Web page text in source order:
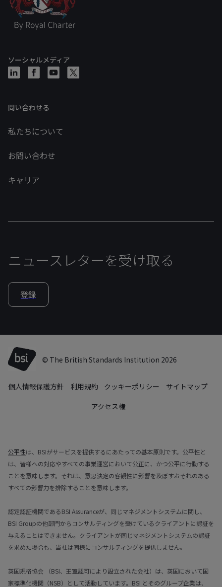
ソーシャルメディア
問い合わせる
私たちについて
お問い合わせ
キャリア
ニュースレターを受け取る
登録
© The British Standards Institution 2026
個人情報保護方針 利用規約 クッキーポリシー
サイトマップ
アクセス権
公平性は、BSIがサービスを提供するにあたっての基本原則です。公平性と
は、皆様への対応やすべての事業運営において公正に、かつ公平に行動する
ことを意味します。それは、意思決定の客観性に影響を及ぼすおそれのある
すべての影響力を排除することを意味します。
認定認証機関であるBSI Assuranceが、同じマネジメントシステムに関し、
BSI Groupの他部門からコンサルティングを受けているクライアントに認証を
与えることはできません。クライアントが同じマネジメントシステムの認証
を求めた場合も、当社は同様にコンサルティングを提供しません。
英国規格協会 （BSI、王室認可により設立された会社）は、英国において国
家標準化機関（NSB）として活動しています。BSI とそのグループ企業は、